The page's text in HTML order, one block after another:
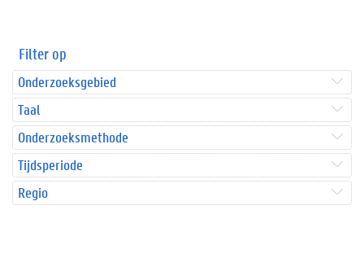
Filter op
Onderzoeksgebied
Taal
Onderzoeksmethode
Tijdsperiode
Regio